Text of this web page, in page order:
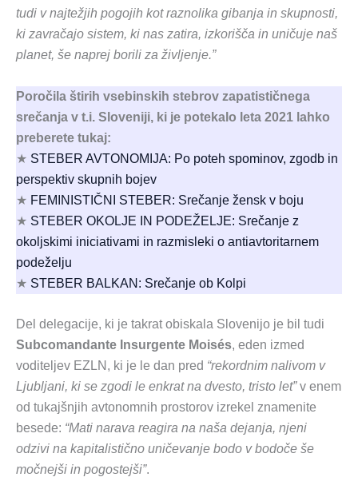
tudi v najtežjih pogojih kot raznolika gibanja in skupnosti,
ki zavračajo sistem, ki nas zatira, izkorišča in uničuje naš
planet, še naprej borili za življenje.”
Poročila štirih vsebinskih stebrov zapatističnega
srečanja v t.i. Sloveniji, ki je potekalo leta 2021 lahko
preberete tukaj:
★ STEBER AVTONOMIJA: Po poteh spominov, zgodb in
perspektiv skupnih bojev
★ FEMINISTIČNI STEBER: Srečanje žensk v boju
★ STEBER OKOLJE IN PODEŽELJE: Srečanje z
okoljskimi iniciativami in razmisleki o antiavtoritarnem
podeželju
★ STEBER BALKAN: Srečanje ob Kolpi
Del delegacije, ki je takrat obiskala Slovenijo je bil tudi
Subcomandante Insurgente Moisés, eden izmed
voditeljev EZLN, ki je le dan pred “rekordnim nalivom v
Ljubljani, ki se zgodi le enkrat na dvesto, tristo let”v enem
od tukajšnjih avtonomnih prostorov izrekel znamenite
besede: “Mati narava reagira na naša dejanja, njeni
odzivi na kapitalistično uničevanje bodo v bodoče še
močnejši in pogostejši”.